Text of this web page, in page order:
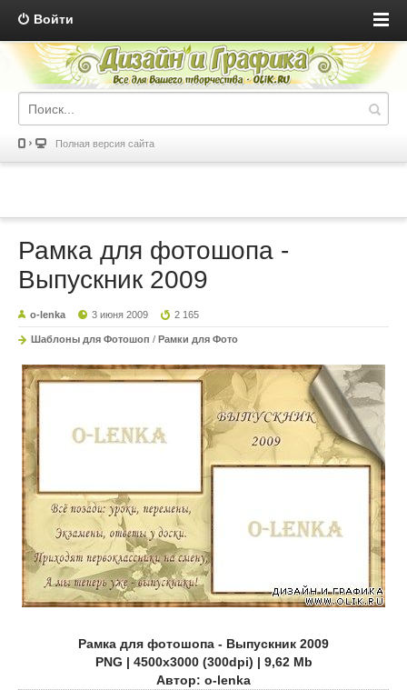
Войти
Полная версия сайта
Рамка для фотошопа -
Выпускник 2009
o-lenka 3 июня 2009 2 165
Шаблоны для Фотошоп / Рамки для Фото
Рамка для фотошопа - Выпускник 2009
PNG | 4500х3000 (300dpi) | 9,62 Mb
Автор: o-lenka